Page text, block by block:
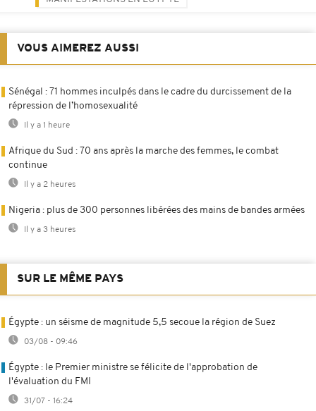
VOUS AIMEREZ AUSSI
Sénégal : 71 hommes inculpés dans le cadre du durcissement de la
répression de l’homosexualité
Il y a 1 heure
Afrique du Sud : 70 ans après la marche des femmes, le combat
continue
Il y a 2 heures
Nigeria : plus de 300 personnes libérées des mains de bandes armées
Il y a 3 heures
SUR LE MÊME PAYS
Égypte : un séisme de magnitude 5,5 secoue la région de Suez
03/08 - 09:46
Égypte : le Premier ministre se félicite de l'approbation de
l'évaluation du FMI
31/07 - 16:24